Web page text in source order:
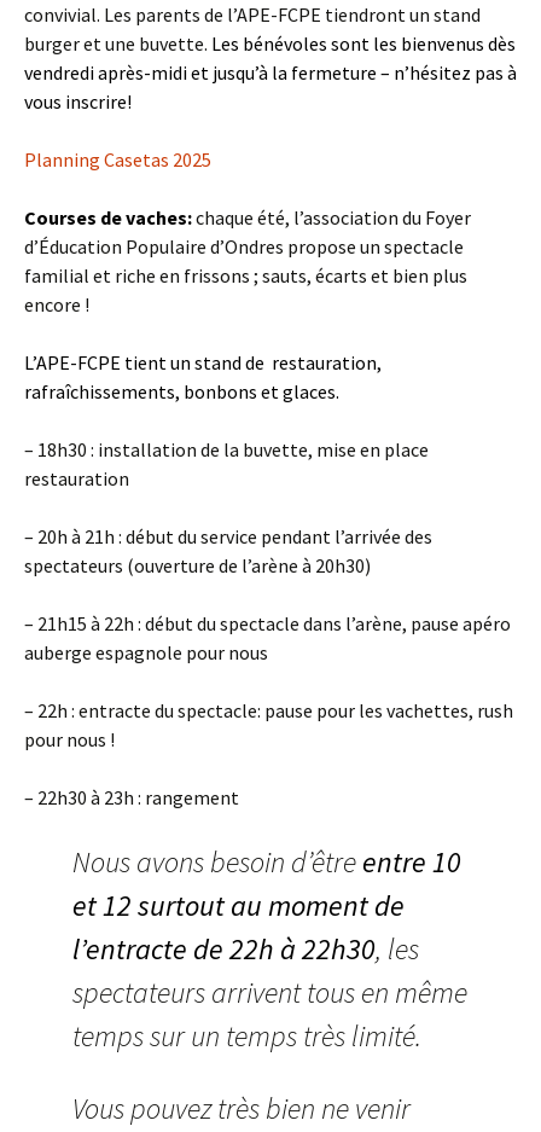
convivial. Les parents de l’APE-FCPE tiendront un stand
burger et une buvette. Les bénévoles sont les bienvenus dès
vendredi après-midi et jusqu’à la fermeture – n’hésitez pas à
vous inscrire!
Planning Casetas 2025
Courses de vaches:chaque été, l’association du Foyer
d’Éducation Populaire d’Ondres propose un spectacle
familial et riche en frissons ; sauts, écarts et bien plus
encore !
L’APE-FCPE tient un stand de restauration,
rafraîchissements, bonbons et glaces.
– 18h30 : installation de la buvette, mise en place
restauration
– 20h à 21h : début du service pendant l’arrivée des
spectateurs (ouverture de l’arène à 20h30)
– 21h15 à 22h : début du spectacle dans l’arène, pause apéro
auberge espagnole pour nous
– 22h : entracte du spectacle: pause pour les vachettes, rush
pour nous !
– 22h30 à 23h : rangement
Nous avons besoin d’êtreentre 10
et 12 surtout au moment de
l’entracte de 22h à 22h30, les
spectateurs arrivent tous en même
temps sur un temps très limité.
Vous pouvez très bien ne venir